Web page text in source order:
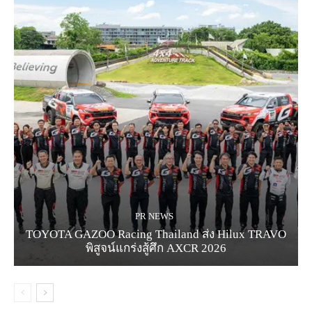
PR NEWS
TOYOTA GAZOO Racing Thailand ส่ง Hilux TRAVO
พิสูจน์แกร่งสู้ศึก AXCR 2026